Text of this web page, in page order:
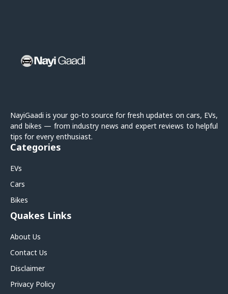
NayiGaadi is your go-to source for fresh updates on cars, EVs,
and bikes — from industry news and expert reviews to helpful
tips for every enthusiast.
Categories
EVs
Cars
Bikes
Quakes Links
About Us
Contact Us
Disclaimer
Privacy Policy